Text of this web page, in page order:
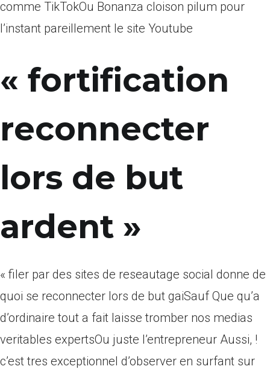
comme TikTokOu Bonanza cloison pilum pour
l’instant pareillement le site Youtube
« fortification
reconnecter
lors de but
ardent »
« filer par des sites de reseautage social donne de
quoi se reconnecter lors de but gaiSauf Que qu’a
d’ordinaire tout a fait laisse tromber nos medias
veritables expertsOu juste l’entrepreneur Aussi, !
c’est tres exceptionnel d’observer en surfant sur